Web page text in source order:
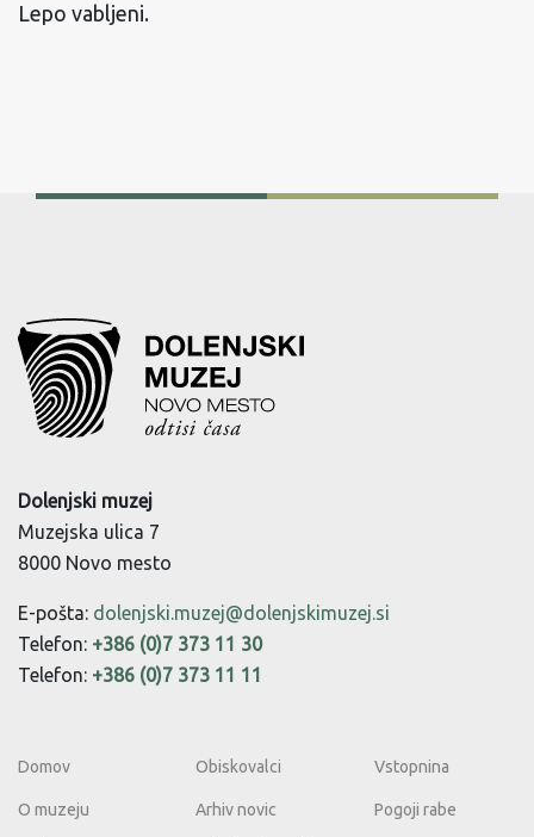
Lepo vabljeni.
Dolenjski muzej
Muzejska ulica 7
8000 Novo mesto
E-pošta: dolenjski.muzej@dolenjskimuzej.si
Telefon: +386 (0)7 373 11 30
Telefon: +386 (0)7 373 11 11
Domov
O muzeju
Obiskovalci
Arhiv novic
Vstopnina
Pogoji rabe